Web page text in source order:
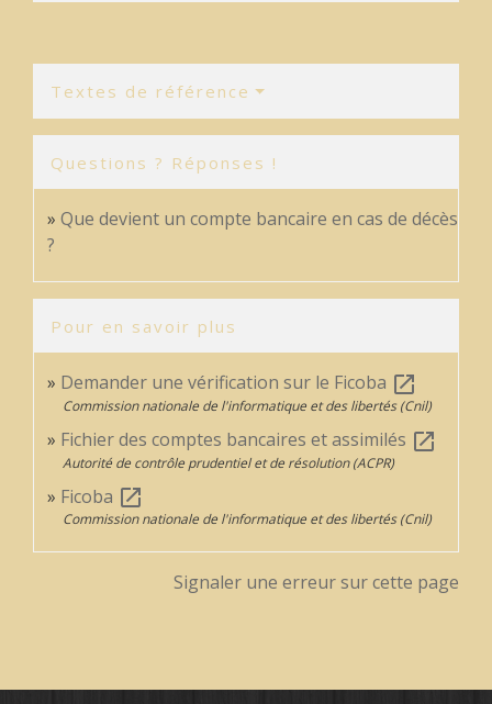
Textes de référence
Questions ? Réponses !
Que devient un compte bancaire en cas de décès
?
Pour en savoir plus
Demander une vérification sur le Ficoba open_in_new
Commission nationale de l'informatique et des libertés (Cnil)
Fichier des comptes bancaires et assimilés open_in_new
Autorité de contrôle prudentiel et de résolution (ACPR)
Ficoba open_in_new
Commission nationale de l'informatique et des libertés (Cnil)
Signaler une erreur sur cette page